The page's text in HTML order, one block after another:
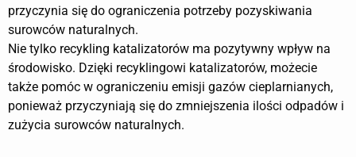
przyczynia się do ograniczenia potrzeby pozyskiwania
surowców naturalnych.
Nie tylko recykling katalizatorów ma pozytywny wpływ na
środowisko. Dzięki recyklingowi katalizatorów, możecie
także pomóc w ograniczeniu emisji gazów cieplarnianych,
ponieważ przyczyniają się do zmniejszenia ilości odpadów i
zużycia surowców naturalnych.